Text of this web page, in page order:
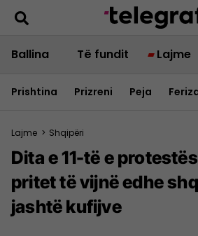
Ballina Të fundit Lajme
Prishtina Prizreni Peja
Lajme > Shqipëri
Dita e 11-të e
pritet të vijnë edhe
jashtë kufijve